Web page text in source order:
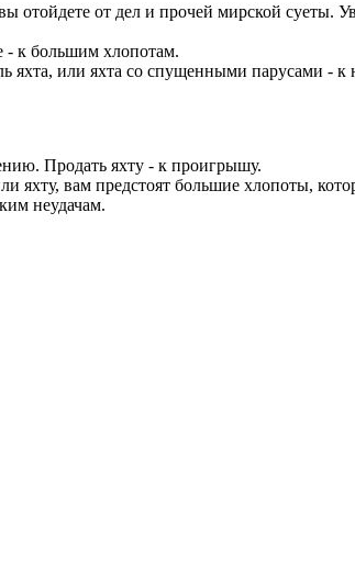
отойдете от дел и прочей мирской суеты.
- к большим хлопотам.
яхта, или яхта со спущенными парусами - к
Продать яхту - к проигрышу.
яхту, вам предстоят большие хлопоты,
неудачам.